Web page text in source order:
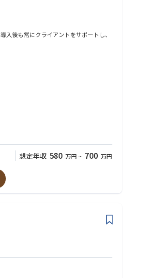
政を巻き込み、日本のエッセンシャル
・構造化し、経営課題をクリアにする
抜擢される機会が豊富に用意されてい
後も常にクライアントをサポートし、
いるクライアントに、キッチン職種で
想定年収 580 万円 ~ 700 万円